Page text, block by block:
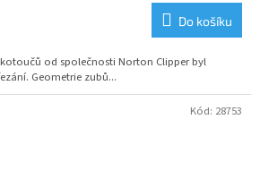
Do košíku
od společnosti Norton Clipper byl
Geometrie zubů...
Kód: 28753